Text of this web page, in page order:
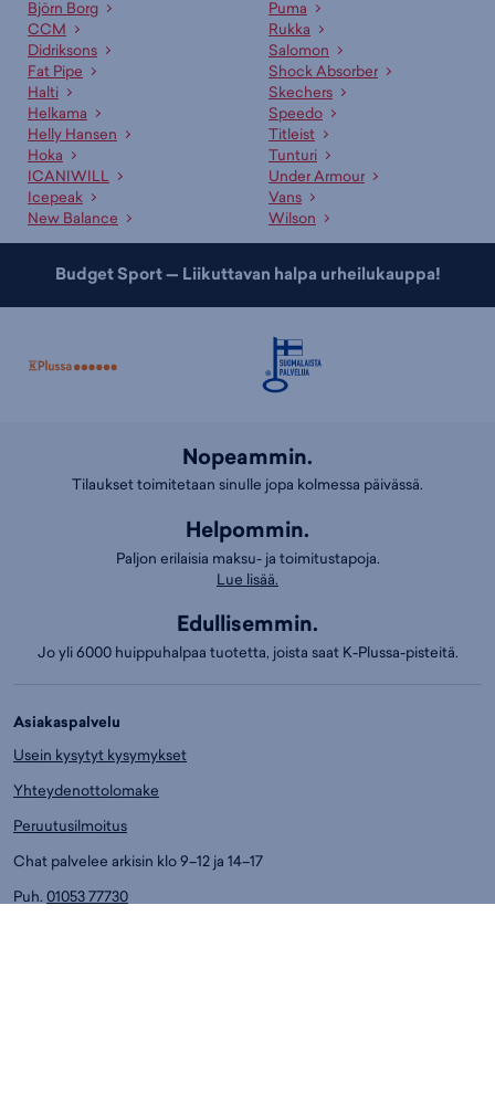
noudettavissa.
Asiakaspalvelumme ja myyjämme auttavat oikean tuotteen
valinnassa
Ammattitaitoinen asiakaspalvelumme sekä kauppojemme
asiantuntevat myyjät palvelevat sinua mielellään sopivan tuotteen ja
koon etsinnässä. Lisäksi meillä on useille tuotteille erinomaiset
valintaoppaat, jotka auttavat sopivan tuotteen valinnassa. Tutustu
myös kategorioihimme
miesten tuulitakit,miesten kevättakit
miesten kesätakit
Björn Borg
CCM
Didriksons
Fat Pipe
Halti
Helkama
Helly Hansen
Hoka
ICANIWILL
Icepeak
New Balance
Puma
Rukka
Salomon
Shock Absorber
Skechers
Speedo
Titleist
Tunturi
Under Armour
Vans
Wilson
Budget Sport — Liikuttavan halpa urheilukauppa!
Nopeammin.
Tilaukset toimitetaan sinulle jopa kolmessa päivässä.
Helpommin.
Paljon erilaisia maksu- ja toimitustapoja.
Lue lisää.
Edullisemmin.
Jo yli 6000 huippuhalpaa tuotetta, joista saat K-Plussa-pisteitä.
Asiakaspalvelu
Usein kysytyt kysymykset
Yhteydenottolomake
Peruutusilmoitus
Chat palvelee arkisin klo 9–12 ja 14–17
Puh. 01053 77730